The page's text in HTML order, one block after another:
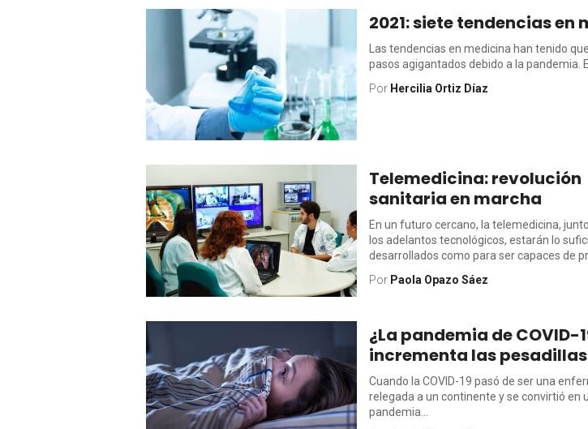
2021: siete tendencias en
Las tendencias en medicina han tenido
pasos agigantados debido a la pandemia.
Por Hercilia Ortiz Díaz
Telemedicina: revolución
sanitaria en marcha
En un futuro cercano, la telemedicina,
los adelantos tecnológicos, estarán lo
desarrollados como para ser capaces de
Por Paola Opazo Sáez
¿La pandemia de COVID-
incrementa las
Cuando la COVID-19 pasó de ser una
relegada a un continente y se convirtió en
pandemia...